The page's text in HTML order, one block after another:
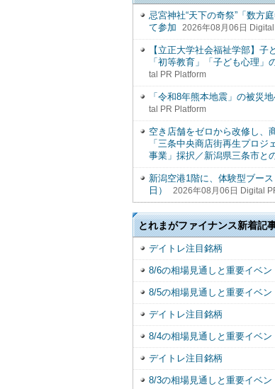
忌宮神社“天下の奇祭”「数方
て参加
2026年08月06日
【立正大学社会福祉学部】
「初等教育」「子ども心理
tal PR Platform
「令和8年熊本地震」の被災
tal PR Platform
空き店舗をゼロから改修し
「三条中央商店街再生プロ
事業」採択／新潟県三条市と
新潟空港1階に、体験型ブー
日）
2026年08月06日 Digital
とれまがファイナンス新着記
デイトレ注目銘柄
8/6の相場見通しと重要イベン
8/5の相場見通しと重要イベン
デイトレ注目銘柄
8/4の相場見通しと重要イベン
デイトレ注目銘柄
8/3の相場見通しと重要イベン